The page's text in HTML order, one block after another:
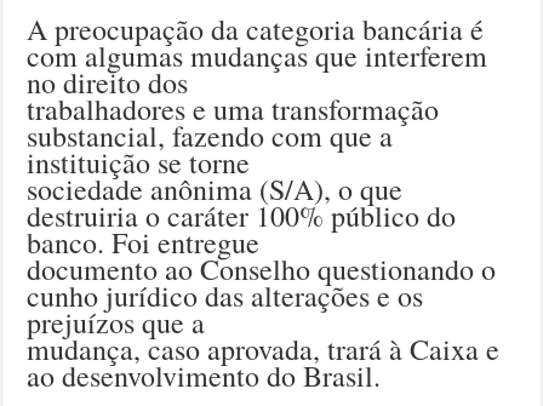
A preocupação da categoria bancária é
com algumas mudanças que interferem
no direito dos
trabalhadores e uma transformação
substancial, fazendo com que a
instituição se torne
sociedade anônima (S/A), o que
destruiria o caráter 100% público do
banco. Foi entregue
documento ao Conselho questionando o
cunho jurídico das alterações e os
prejuízos que a
mudança, caso aprovada, trará à Caixa e
ao desenvolvimento do Brasil.